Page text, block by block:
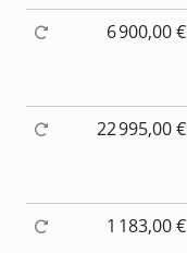
6 900,00 €
22 995,00 €
1 183,00 €